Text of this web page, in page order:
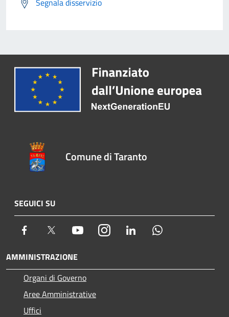
Segnala disservizio
Comune di Taranto
SEGUICI SU
Facebook Twitter YoutubeInstagram LinkedIn
AMMINISTRAZIONE
Organi di Governo
Aree Amministrative
Uffici